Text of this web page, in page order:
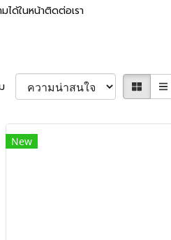
ด้ในหน้าติดต่อเรา
New